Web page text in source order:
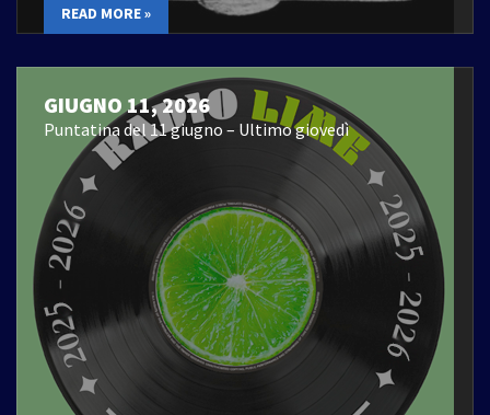
READ MORE »
GIUGNO 11, 2026
Puntatina del 11 giugno – Ultimo giovedì